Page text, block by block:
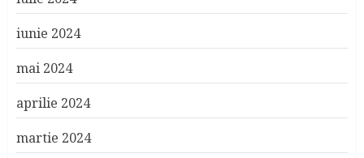
iunie 2024
mai 2024
aprilie 2024
martie 2024